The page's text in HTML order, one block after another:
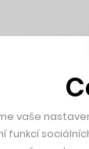
vaše
funkcí